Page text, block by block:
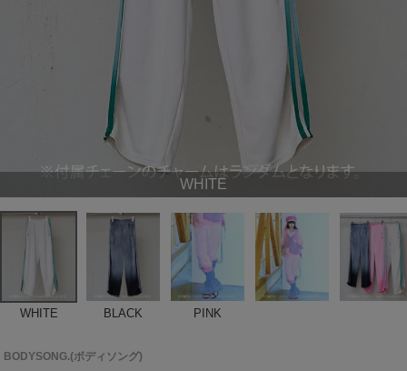
WHITE
WHITE BLACK PINK
BODYSONG.(ボディソング)